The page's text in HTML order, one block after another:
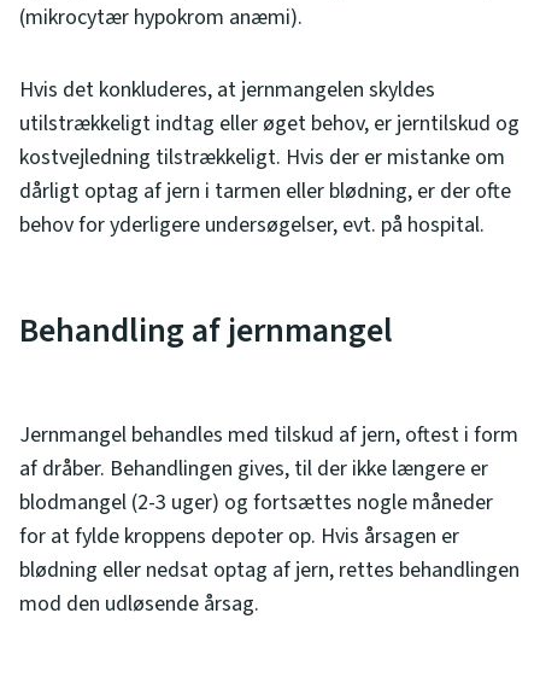
(mikrocytær hypokrom anæmi).
Hvis det konkluderes, at jernmangelen skyldes
utilstrækkeligt indtag eller øget behov, er jerntilskud og
kostvejledning tilstrækkeligt. Hvis der er mistanke om
dårligt optag af jern i tarmen eller blødning, er der ofte
behov for yderligere undersøgelser, evt. på hospital.
Behandling af jernmangel
Jernmangel behandles med tilskud af jern, oftest i form
af dråber. Behandlingen gives, til der ikke længere er
blodmangel (2-3 uger) og fortsættes nogle måneder
for at fylde kroppens depoter op. Hvis årsagen er
blødning eller nedsat optag af jern, rettes behandlingen
mod den udløsende årsag.